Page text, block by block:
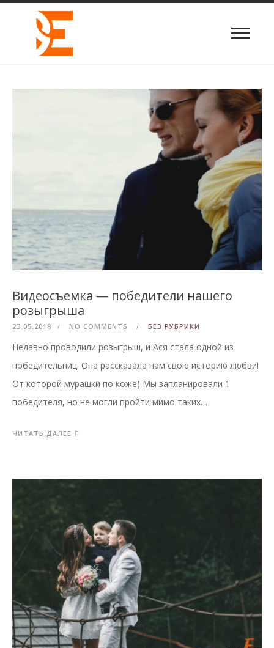
Видеосъемка — победители нашего
розыгрыша
23.05.2018 NO COMMENTS БЕЗ РУБРИКИ
Недавно проводили розыгрыш, и Ася стала одной из
победительниц. Она рассказала нам свою историю любви!
От которой мурашки по коже) Мы запланировали 1
победителя, но не могли пройти мимо таких…
ЧИТАТЬ ДАЛЕЕ